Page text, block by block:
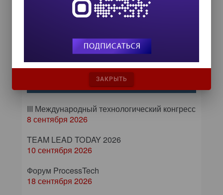
ИТ-календарь
III Международный технологический конгресс
8 сентября 2026
TEAM LEAD TODAY 2026
10 сентября 2026
Форум ProcessTech
18 сентября 2026
ЗАКРЫТЬ